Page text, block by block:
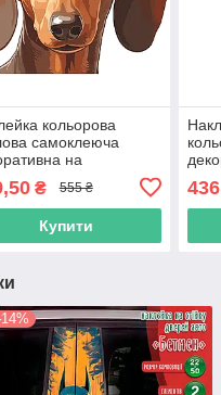
кольорова
самоклеюча
на
₴ 555 ₴
Купити